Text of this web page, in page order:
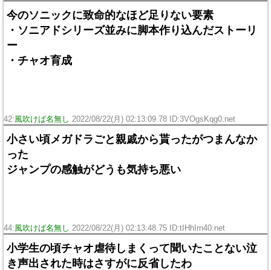
今のソニックに致命的なほど足りない要素
・ソニアドシリーズ並みに脚本作り込んだストーリ
ー
・チャオ育成
42:風吹けば名無し 2022/08/22(月) 02:13:09.78 ID:3VOgsKqg0.net
小さい頃メガドラごと親戚から貰ったがつまんなか
った
ジャンプの感触がどうも気持ち悪い
44:風吹けば名無し 2022/08/22(月) 02:13:48.75 ID:tIHhIrn40.net
小学生の頃チャオ虐待しまくって聞いたことない泣
き声出された時はさすがに反省したわ